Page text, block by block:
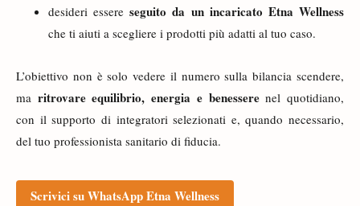
desideri essereseguito da un incaricato Etna Wellness
che ti aiuti a scegliere i prodotti più adatti al tuo caso.
L’obiettivo non è solo vedere il numero sulla bilancia scendere,
ma ritrovare equilibrio, energia e benesserenel quotidiano,
con il supporto di integratori selezionati e, quando necessario,
del tuo professionista sanitario di fiducia.
Scrivici su WhatsApp Etna Wellness